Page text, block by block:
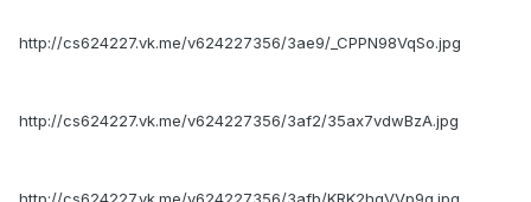
http://cs624227.vk.me/v624227356/3ae9/_CPPN98VqSo.jpg
http://cs624227.vk.me/v624227356/3af2/35ax7vdwBzA.jpg